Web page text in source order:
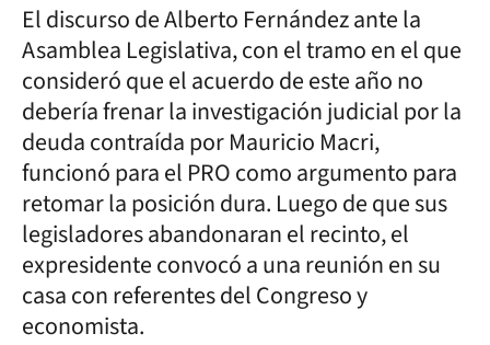
El discurso de Alberto Fernández ante la
Asamblea Legislativa, con el tramo en el que
consideró que el acuerdo de este año no
debería frenar la investigación judicial por la
deuda contraída por Mauricio Macri,
funcionó para el PRO como argumento para
retomar la posición dura. Luego de que sus
legisladores abandonaran el recinto, el
expresidente convocó a una reunión en su
casa con referentes del Congreso y
economista.